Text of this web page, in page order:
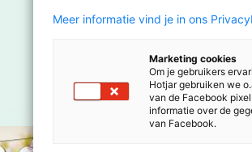
Meer informatie vind je in ons
Marketing cookies
Om je gebruikers
Hotjar gebruiken we
van de Facebook
informatie over de
van Facebook.